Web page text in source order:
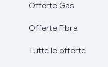
Offerte Gas
Offerte Fibra
Tutte le offerte